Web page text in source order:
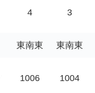
4 3
東南東 東南東
1006 1004